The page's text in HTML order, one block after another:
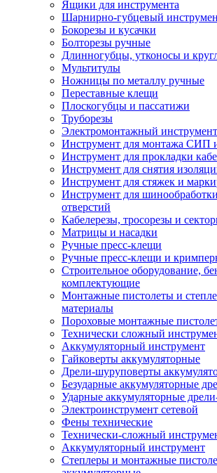
Ящики для инструмента
Шарнирно-губцевый
Бокорезы и кусачки
Болторезы ручные
Длинногубцы, утконосы и
Мультитулы
Ножницы по металлу ручные
Переставные клещи
Плоскогубцы и пассатижи
Труборезы
Электромонтажный инструмент
Инструмент для монтажа СИП
Инструмент для прокладки
Инструмент для снятия
Инструмент для стяжек и
Инструмент для
отверстий
Кабелерезы, тросорезы и
Матрицы и насадки
Ручные пресс-клещи
Ручные пресс-клещи и
Строительное оборудование,
комплектующие
Монтажные пистолеты и
материалы
Пороховые монтажные
Технически сложный
Аккумуляторный инструмент
Гайковерты аккумуляторные
Дрели-шуруповерты
Безударные аккумуляторные
Ударные аккумуляторные
Электроинструмент сетевой
Фены технические
Технически-сложный
Аккумуляторный инструмент
Степлеры и монтажные